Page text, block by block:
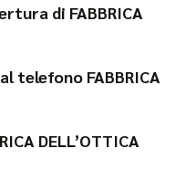
di FABBRICA
telefono FABBRICA
DELL’OTTICA